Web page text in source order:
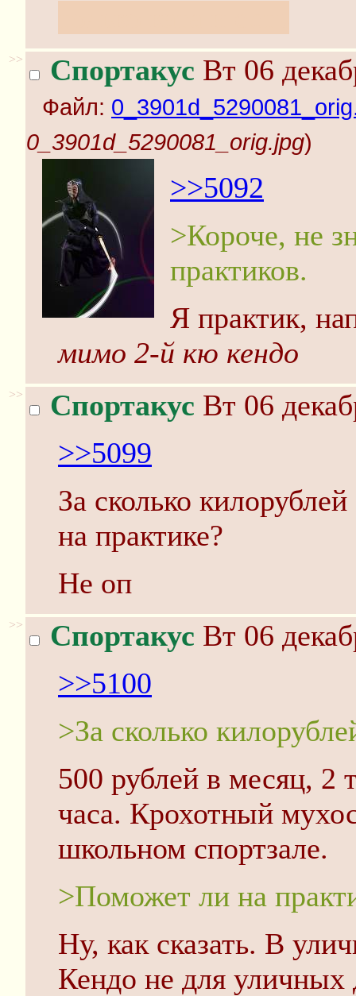
>> Спортакус Вт 06
Файл:
0_3901d_5290081_orig.jpg)
>>5092
>Короче, не
практиков.
Я практик,
мимо 2-й кю кендо
>> Спортакус Вт 06
>>5099
За сколько
на практике?
Не оп
>> Спортакус Вт 06
>>5100
>За сколько
500 рублей в месяц, 2
часа. Крохотный
школьном спортзале.
>Поможет ли на
Ну, как сказать. В
Кендо не для уличных